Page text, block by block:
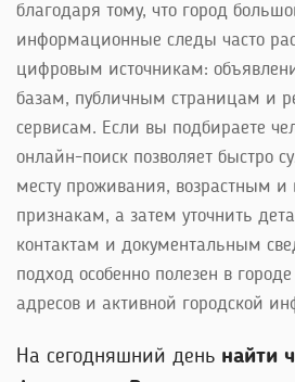
благодаря тому, что город
информационные следы часто
цифровым источникам:
базам, публичным страницам и
сервисам. Если вы подбираете
онлайн-поиск позволяет быстро
месту проживания, возрастным и
признакам, а затем уточнить
контактам и документальным
подход особенно полезен в
адресов и активной городской
На сегодняшний день найти